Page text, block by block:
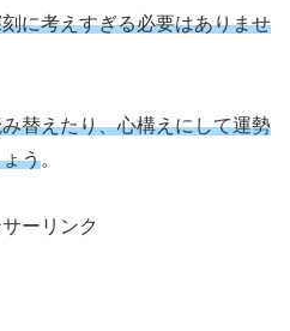
に考えすぎる必要はありませ
替えたり、心構えにして運勢
う。
ーリンク